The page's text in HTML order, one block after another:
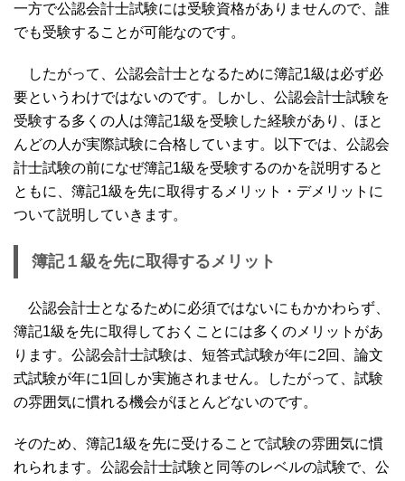
一方で公認会計士試験には受験資格がありませんので、誰
でも受験することが可能なのです。
したがって、公認会計士となるために簿記1級は必ず必
要というわけではないのです。しかし、公認会計士試験を
受験する多くの人は簿記1級を受験した経験があり、ほと
んどの人が実際試験に合格しています。以下では、公認会
計士試験の前になぜ簿記1級を受験するのかを説明すると
ともに、簿記1級を先に取得するメリット・デメリットに
ついて説明していきます。
簿記１級を先に取得するメリット
公認会計士となるために必須ではないにもかかわらず、
簿記1級を先に取得しておくことには多くのメリットがあ
ります。公認会計士試験は、短答式試験が年に2回、論文
式試験が年に1回しか実施されません。したがって、試験
の雰囲気に慣れる機会がほとんどないのです。
そのため、簿記1級を先に受けることで試験の雰囲気に慣
れられます。公認会計士試験と同等のレベルの試験で、公